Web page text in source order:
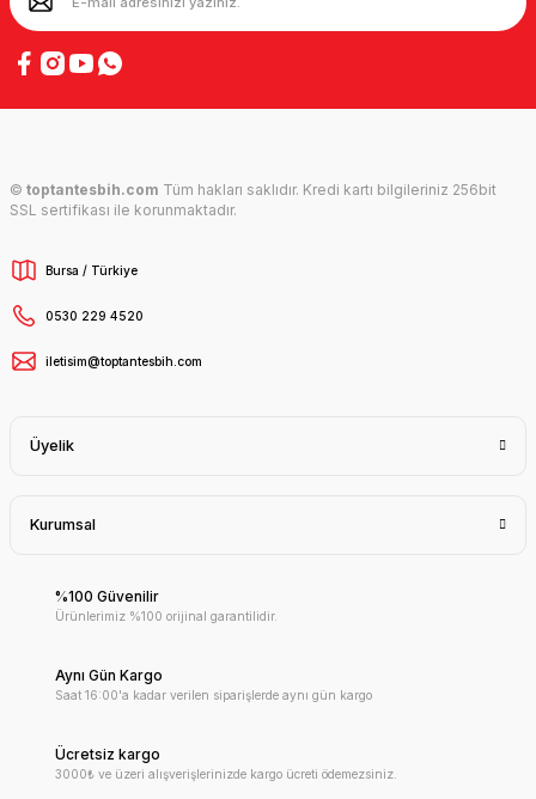
© toptantesbih.com Tüm hakları saklıdır. Kredi kartı bilgileriniz 256bit
SSL sertifikası ile korunmaktadır.
Bursa / Türkiye
0530 229 4520
iletisim@toptantesbih.com
Üyelik
Kurumsal
%100 Güvenilir
Ürünlerimiz %100 orijinal garantilidir.
Aynı Gün Kargo
Saat 16:00'a kadar verilen siparişlerde aynı gün kargo
Ücretsiz kargo
3000₺ ve üzeri alışverişlerinizde kargo ücreti ödemezsiniz.